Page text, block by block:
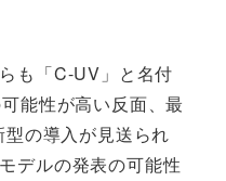
も「C-UV」と名付
能性が高い反面、最
の導入が見送られ
デルの発表の可能性